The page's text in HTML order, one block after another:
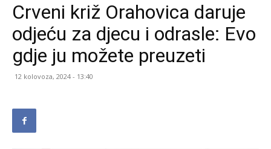
stranice
Grada
Crveni križ Orahovica daruje
odjeću za djecu i odrasle: Evo
gdje ju možete preuzeti
12 kolovoza, 2024 - 13:40